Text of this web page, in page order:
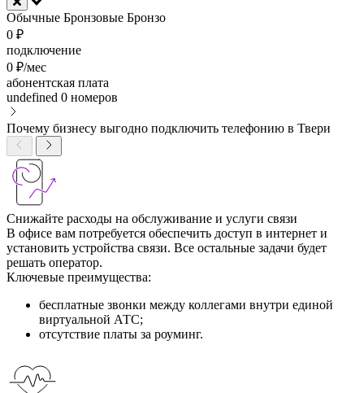
Обычные Бронзовые Бронзо
0 ₽
подключение
0 ₽/мес
абонентская плата
undefined 0 номеров
Почему бизнесу выгодно подключить телефонию в Твери
Снижайте расходы на обслуживание и услуги связи
В офисе вам потребуется обеспечить доступ в интернет и
установить устройства связи. Все остальные задачи будет
решать оператор.
Ключевые преимущества:
бесплатные звонки между коллегами внутри единой
виртуальной АТС;
отсутствие платы за роуминг.